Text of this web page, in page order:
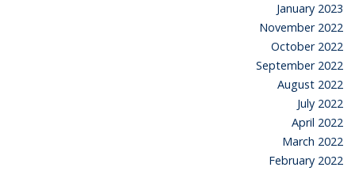
January 2023
November 2022
October 2022
September 2022
August 2022
July 2022
April 2022
March 2022
February 2022